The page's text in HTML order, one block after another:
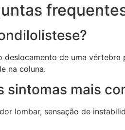
deslocamento de uma
na coluna.
sintomas mais
lombar, sensação de